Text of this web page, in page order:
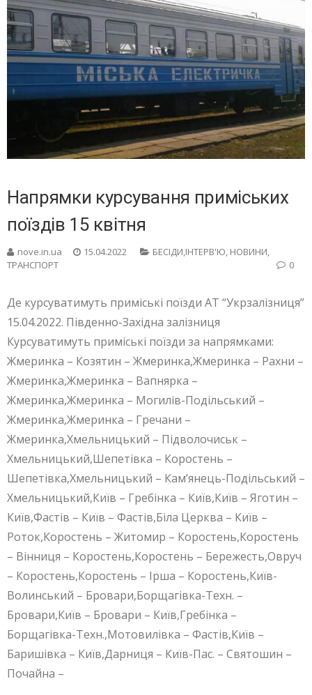
Напрямки курсування приміських
поїздів 15 квітня
nove.in.ua 15.04.2022 БЕСIДИ,ІНТЕРВ'Ю НОВИНИ
ТРАНСПОРТ
0
Де курсуватимуть приміські поїзди АТ “Укрзалізниця”
15.04.2022. Південно-Західна залізниця
Курсуватимуть приміські поїзди за напрямками:
Жмеринка – Козятин – Жмеринка,Жмеринка – Рахни –
Жмеринка,Жмеринка – Вапнярка –
Жмеринка,Жмеринка – Могилів-Подільський –
Жмеринка,Жмеринка – Гречани –
Жмеринка,Хмельницький – Підволочиськ –
Хмельницький,Шепетівка – Коростень –
Шепетівка,Хмельницький – Кам’янець-Подільський –
Хмельницький,Київ – Гребінка – Київ,Київ – Яготин –
Київ,Фастів – Київ – Фастів,Біла Церква – Київ –
Роток,Коростень – Житомир – Коростень,Коростень
– Вінниця – Коростень,Коростень – Бережесть,Овруч
– Коростень,Коростень – Ірша – Коростень,Київ-
Волинський – Бровари,Борщагівка-Техн. –
Бровари,Київ – Бровари – Київ,Гребінка –
Борщагівка-Техн.,Мотовилівка – Фастів,Київ –
Баришівка – Київ,Дарниця – Київ-Пас. – Святошин –
Почайна –